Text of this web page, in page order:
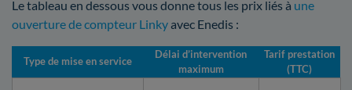
Le tableau en dessous vous donne tous les prix liés à une
ouverture de compteur Linkyavec Enedis :
Type de mise en service
Délai d’intervention
maximum
Tarif prestation
(TTC)